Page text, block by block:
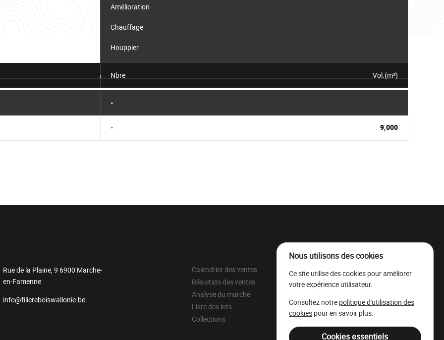
Amélioration
Chauffage
Houppier
Nbre Vol.(m³)
-
- 9,000
Rue de la Plaine, 9 6900 Marche-
en-Famenne
info@filiereboiswallonie.be
Calendrier des ventes
Résultats des ventes
Analyse du marché
Liste des lots
Collections
À propos
Parc à grumes
Mentions légales
Filière Bois Wallonie
Nous utilisons des cookies
Ce site utilise des cookies pour améliorer
votre expérience utilisateur.
Consultez notre politique d'utilisation des
cookies pour en savoir plus.
Cookies essentiels